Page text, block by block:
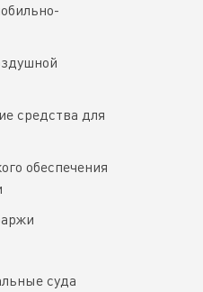
средства для
обеспечения
суда